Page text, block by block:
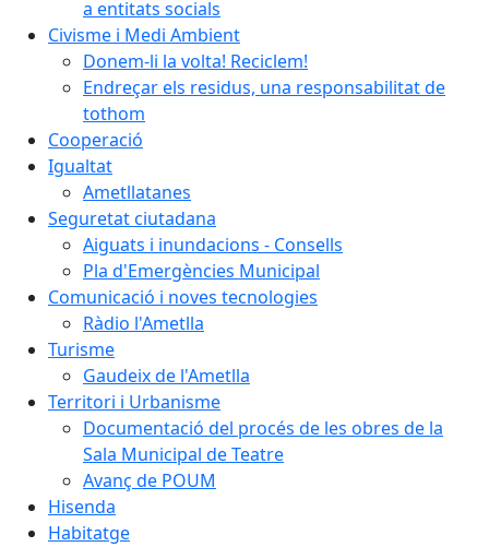
a entitats socials
Civisme i Medi Ambient
Donem-li la volta! Reciclem!
Endreçar els residus, una responsabilitat de
tothom
Cooperació
Igualtat
Ametllatanes
Seguretat ciutadana
Aiguats i inundacions - Consells
Pla d'Emergències Municipal
Comunicació i noves tecnologies
Ràdio l'Ametlla
Turisme
Gaudeix de l'Ametlla
Territori i Urbanisme
Documentació del procés de les obres de la
Sala Municipal de Teatre
Avanç de POUM
Hisenda
Habitatge